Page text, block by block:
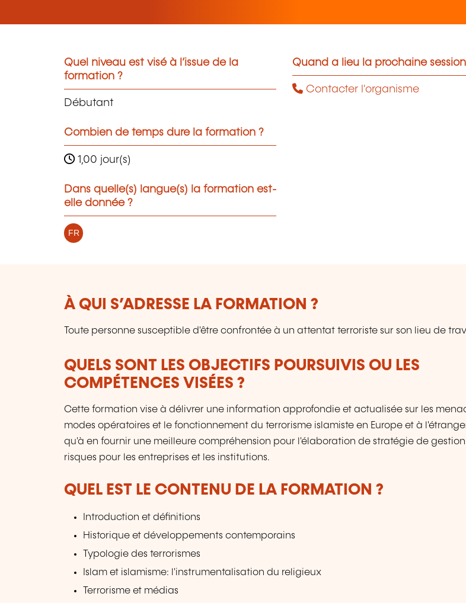
Quel niveau est visé à l’issue de la
formation ?
Débutant
Combien de temps dure la formation ?
1,00 jour(s)
Dans quelle(s) langue(s) la formation est-
elle donnée ?
FR
Quand a lieu la prochaine
Contacter l'organisme
À QUI S’ADRESSE LA FORMATION ?
Toute personne susceptible d'être confrontée à un attentat terroriste sur son lieu de
QUELS SONT LES OBJECTIFS POURSUIVIS OU LES
COMPÉTENCES VISÉES ?
Cette formation vise à délivrer une information approfondie et actualisée sur les
modes opératoires et le fonctionnement du terrorisme islamiste en Europe et à
qu'à en fournir une meilleure compréhension pour l'élaboration de stratégie de gestion
risques pour les entreprises et les institutions.
QUEL EST LE CONTENU DE LA FORMATION ?
Introduction et définitions
Historique et développements contemporains
Typologie des terrorismes
Islam et islamisme: l'instrumentalisation du religieux
Terrorisme et médias